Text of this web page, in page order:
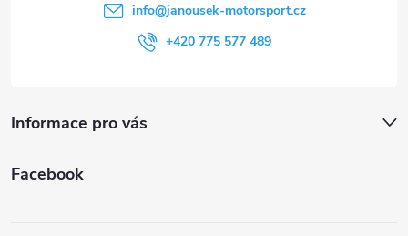
info@janousek-motorsport.cz
+420 775 577 489
Informace pro vás
Facebook